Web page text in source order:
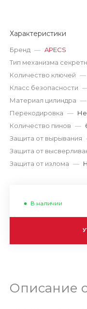
Характеристики
Бренд — APECS
Тип механизма
Количество ключей —
Класс безопасности
Материал цилиндра —
Перекодировка —
Количество пинов —
Защита от вырывания
Защита от
Защита от излома —
В наличии
Описание